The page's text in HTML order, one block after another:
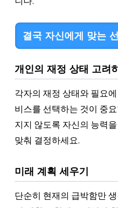
결국 자신에게 맞는
개인의 재정 상태 고려
각자의 재정 상태와 필요
비스를 선택하는 것이 중
지지 않도록 자신의 능력
맞춰 결정하세요.
미래 계획 세우기
단순히 현재의 급박함만